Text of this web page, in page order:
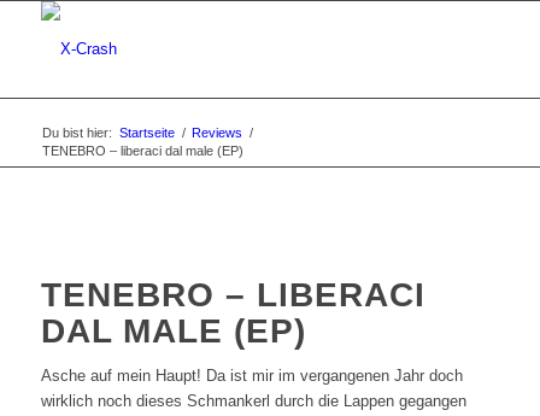
Du bist hier: Startseite / Reviews /
TENEBRO – liberaci dal male (EP)
TENEBRO – LIBERACI
DAL MALE (EP)
Asche auf mein Haupt! Da ist mir im vergangenen Jahr doch
wirklich noch dieses Schmankerl durch die Lappen gegangen